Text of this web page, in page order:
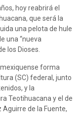
hoy reabrirá el
que será la
una pelota de hule
una “nueva
los Dioses.
forma
(SC) federal, junto
y la
Teotihuacana y el de
de la Fuente,